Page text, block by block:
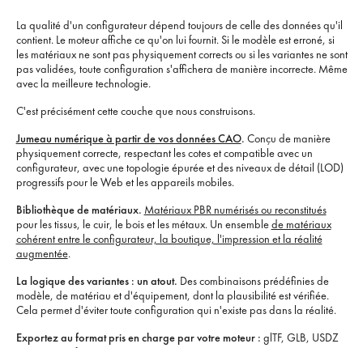
La qualité d'un configurateur dépend toujours de celle des données qu'il
contient. Le moteur affiche ce qu'on lui fournit. Si le modèle est erroné, si
les matériaux ne sont pas physiquement corrects ou si les variantes ne sont
pas validées, toute configuration s'affichera de manière incorrecte. Même
avec la meilleure technologie.
C'est précisément cette couche que nous construisons.
Jumeau numérique à partir de vos données CAO. Conçu de manière
physiquement correcte, respectant les cotes et compatible avec un
configurateur, avec une topologie épurée et des niveaux de détail (LOD)
progressifs pour le Web et les appareils mobiles.
Bibliothèque de matériaux. Matériaux PBR numérisés ou reconstitués
pour les tissus, le cuir, le bois et les métaux. Un ensemblede matériaux
cohérent entre le configurateur, la boutique, l'impression et la réalité
augmentée.
La logique des variantes : un atout. Des combinaisons prédéfinies de
modèle, de matériau et d'équipement, dont la plausibilité est vérifiée.
Cela permet d'éviter toute configuration qui n'existe pas dans la réalité.
Exportez au format pris en charge par votre moteur : glTF, GLB, USDZ